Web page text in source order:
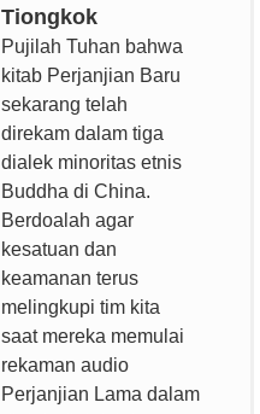
Tiongkok
Pujilah Tuhan bahwa
kitab Perjanjian Baru
sekarang telah
direkam dalam tiga
dialek minoritas etnis
Buddha di China.
Berdoalah agar
kesatuan dan
keamanan terus
melingkupi tim kita
saat mereka memulai
rekaman audio
Perjanjian Lama dalam